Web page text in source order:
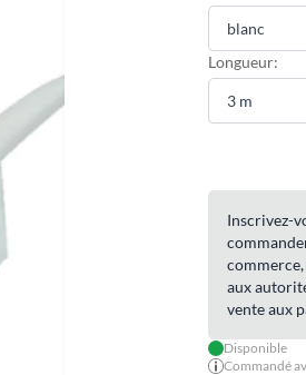
Longueur:
Inscrivez-
aux
vente aux
Disponible
Commandé